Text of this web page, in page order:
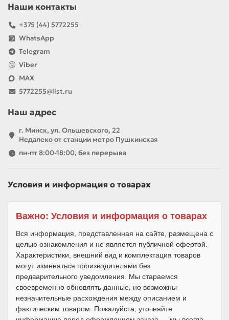
Наши контакты
+375 (44) 5772255
WhatsApp
Telegram
Viber
MAX
5772255@list.ru
Наш адрес
г. Минск, ул. Ольшевского, 22
Недалеко от станции метро Пушкинская
пн-пт 8:00-18:00, без перерыва
Условия и информация о товарах
Важно: Условия и информация о товарах
Вся информация, представленная на сайте, размещена с
целью ознакомления и не является публичной офертой.
Характеристики, внешний вид и комплектация товаров
могут изменяться производителями без
предварительного уведомления. Мы стараемся
своевременно обновлять данные, но возможны
незначительные расхождения между описанием и
фактическим товаром. Пожалуйста, уточняйте